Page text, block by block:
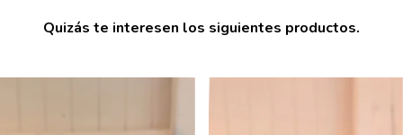
Quizás te interesen los siguientes productos.